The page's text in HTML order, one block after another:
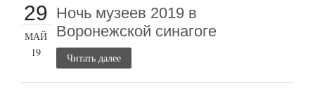
29
МАЙ
19
Ночь музеев 2019 в
Воронежской синагоге
Читать далее